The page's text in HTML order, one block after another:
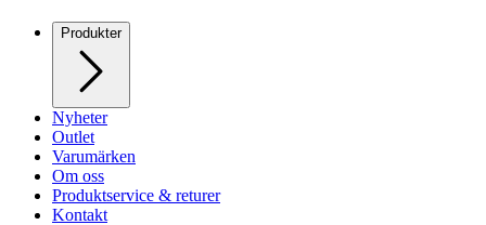
Produkter
Nyheter
Outlet
Varumärken
Om oss
Produktservice & returer
Kontakt